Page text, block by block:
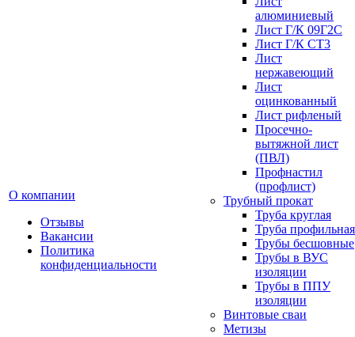
О компании
Отзывы
Вакансии
Политика
конфиденциальности
алюминиевый
Лист Г/К 09Г2С
Лист Г/К СТ3
Лист
нержавеющий
Лист
оцинкованный
Лист рифленый
Просечно-
вытяжной лист
(ПВЛ)
Профнастил
(профлист)
Трубный прокат
Труба круглая
Труба профильная
Трубы бесшовные
Трубы в ВУС
изоляции
Трубы в ППУ
изоляции
Винтовые сваи
Метизы